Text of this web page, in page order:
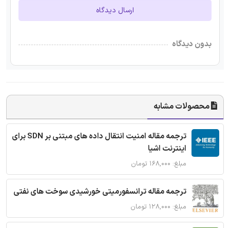
ارسال دیدگاه
بدون دیدگاه
محصولات مشابه
ترجمه مقاله امنیت انتقال داده های مبتنی بر SDN برای
اینترنت اشیا
مبلغ: ۱۶۸,۰۰۰ تومان
ترجمه مقاله ترانسفورمیتی خورشیدی سوخت های نفتی
مبلغ: ۱۲۸,۰۰۰ تومان